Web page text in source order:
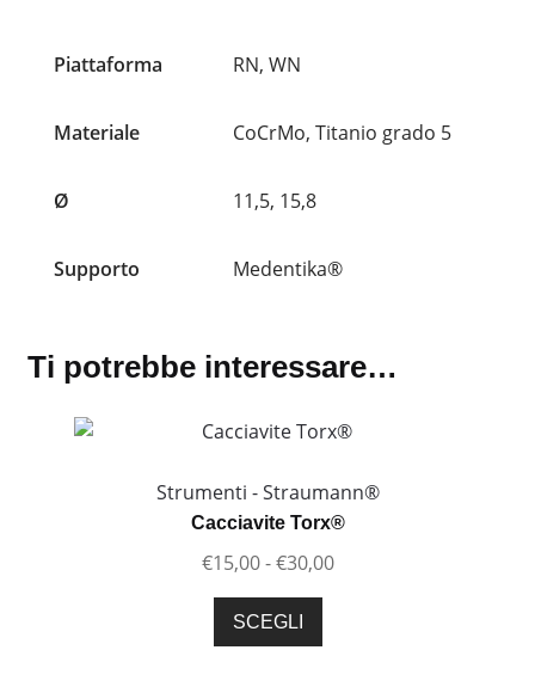
Piattaforma RN, WN
Materiale CoCrMo, Titanio grado 5
Ø 11,5, 15,8
Supporto Medentika®
Ti potrebbe interessare…
Strumenti - Straumann®
Cacciavite Torx®
€15,00 - €30,00Fascia
SCEGLI
prodotto